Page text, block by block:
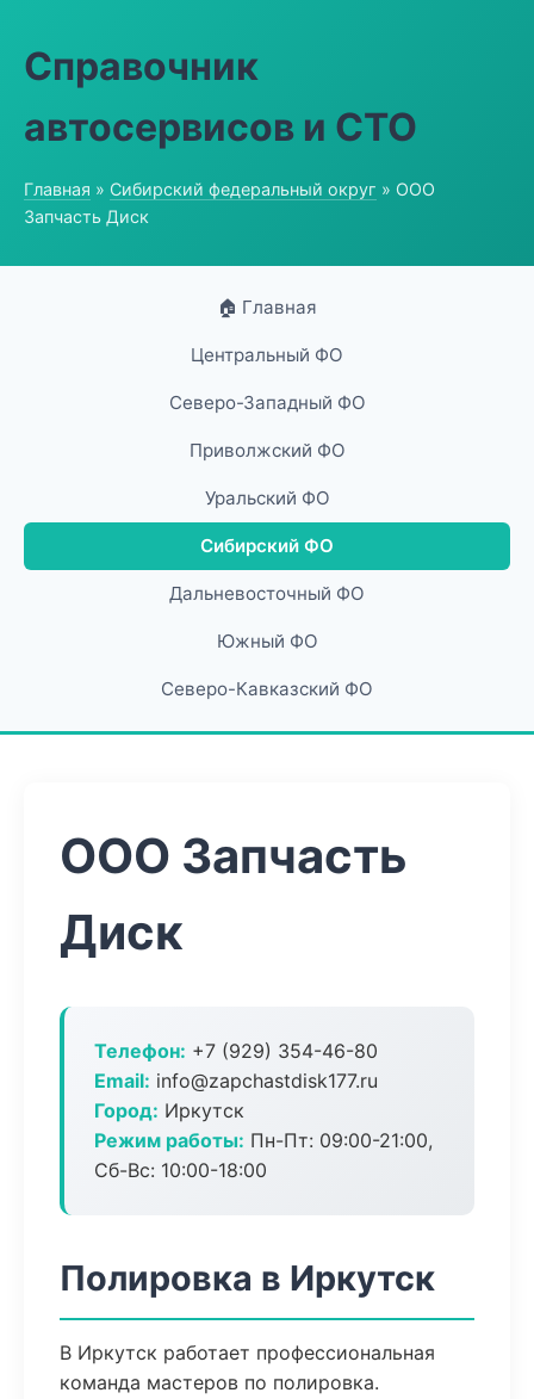
Справочник
автосервисов и СТО
Главная » Сибирский федеральный округ » ООО
Запчасть Диск
🏠 Главная
Центральный ФО
Северо-Западный ФО
Приволжский ФО
Уральский ФО
Сибирский ФО
Дальневосточный ФО
Южный ФО
Северо-Кавказский ФО
ООО Запчасть
Диск
Телефон: +7 (929) 354-46-80
Email: info@zapchastdisk177.ru
Город: Иркутск
Режим работы: Пн-Пт: 09:00-21:00,
Сб-Вс: 10:00-18:00
Полировка в Иркутск
В Иркутск работает профессиональная
команда мастеров по полировка.